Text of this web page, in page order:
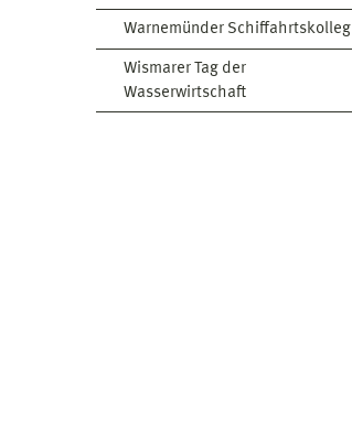
Warnemünder Schiffahrtskolleg
Wismarer Tag der
Wasserwirtschaft